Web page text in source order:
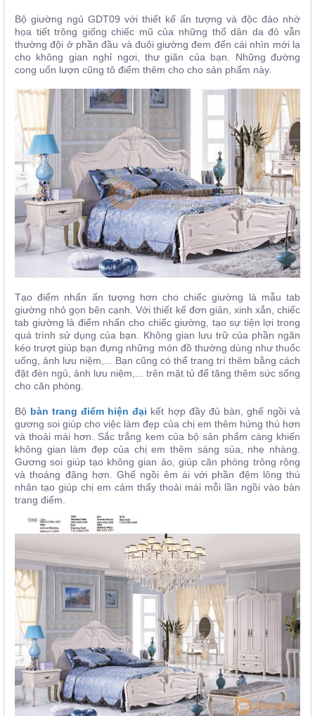
Bộ giường ngủ GDT09 với thiết kế ấn tượng và độc đáo nhờ
họa tiết trông giống chiếc mũ của những thổ dân da đỏ vẫn
thường đội ở phần đầu và đuôi giường đem đến cái nhìn mới lạ
cho không gian nghỉ ngơi, thư giãn của bạn. Những đường
cong uốn lượn cũng tô điểm thêm cho cho sản phẩm này.
Tạo điểm nhấn ấn tượng hơn cho chiếc giường là mẫu tab
giường nhỏ gọn bên cạnh. Với thiết kế đơn giản, xinh xắn, chiếc
tab giường là điểm nhấn cho chiếc giường, tạo sự tiện lợi trong
quá trình sử dụng của bạn. Không gian lưu trữ của phần ngăn
kéo trượt giúp bạn đựng những món đồ thường dùng như thuốc
uống, ảnh lưu niệm,... Bạn cũng có thể trang trí thêm bằng cách
đặt đèn ngủ, ảnh lưu niệm,... trên mặt tủ để tăng thêm sức sống
cho căn phòng.
Bộ bàn trang điểm hiện đại kết hợp đầy đủ bàn, ghế ngồi và
gương soi giúp cho việc làm đẹp của chị em thêm hứng thú hơn
và thoải mái hơn. Sắc trắng kem của bộ sản phẩm càng khiến
không gian làm đẹp của chị em thêm sáng sủa, nhẹ nhàng.
Gương soi giúp tạo không gian ảo, giúp căn phòng trông rộng
và thoáng đãng hơn. Ghế ngồi êm ái với phần đệm lông thú
nhân tạo giúp chị em cảm thấy thoải mái mỗi lần ngồi vào bàn
trang điểm.